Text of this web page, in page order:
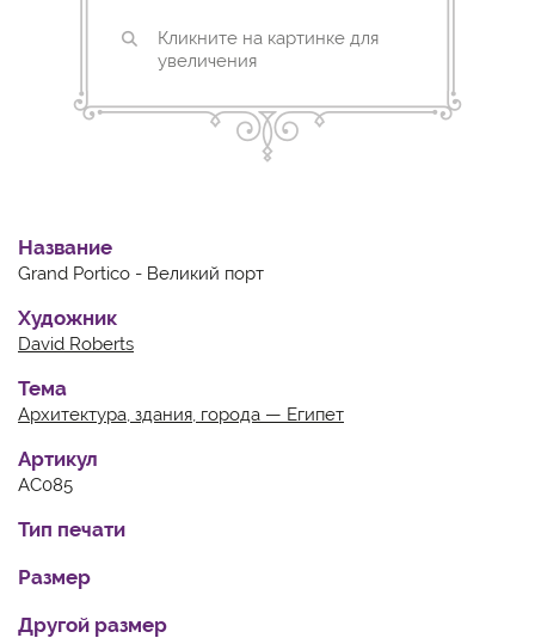
Кликните на картинке для
увеличения
Название
Grand Portico - Великий порт
Художник
David Roberts
Тема
Архитектура, здания, города — Египет
Артикул
AC085
Тип печати
Размер
Другой размер